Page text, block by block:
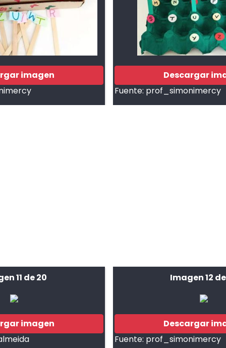
imagen
Descargar
Fuente: prof_simonimercy
11 de 20
imagen
Imagen 12
Descargar
Fuente: prof_simonimercy